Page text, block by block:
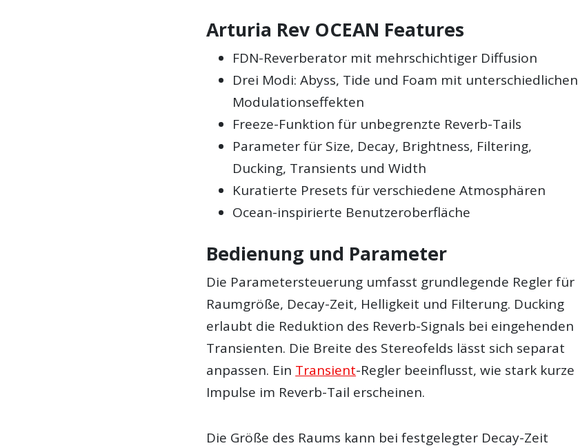
Arturia Rev OCEAN Features
FDN-Reverberator mit mehrschichtiger Diffusion
Drei Modi: Abyss, Tide und Foam mit unterschiedlichen
Modulationseffekten
Freeze-Funktion für unbegrenzte Reverb-Tails
Parameter für Size, Decay, Brightness, Filtering,
Ducking, Transients und Width
Kuratierte Presets für verschiedene Atmosphären
Ocean-inspirierte Benutzeroberfläche
Bedienung und Parameter
Die Parametersteuerung umfasst grundlegende Regler für
Raumgröße, Decay-Zeit, Helligkeit und Filterung. Ducking
erlaubt die Reduktion des Reverb-Signals bei eingehenden
Transienten. Die Breite des Stereofelds lässt sich separat
anpassen. Ein Transient-Regler beeinflusst, wie stark kurze
Impulse im Reverb-Tail erscheinen.
Die Größe des Raums kann bei festgelegter Decay-Zeit